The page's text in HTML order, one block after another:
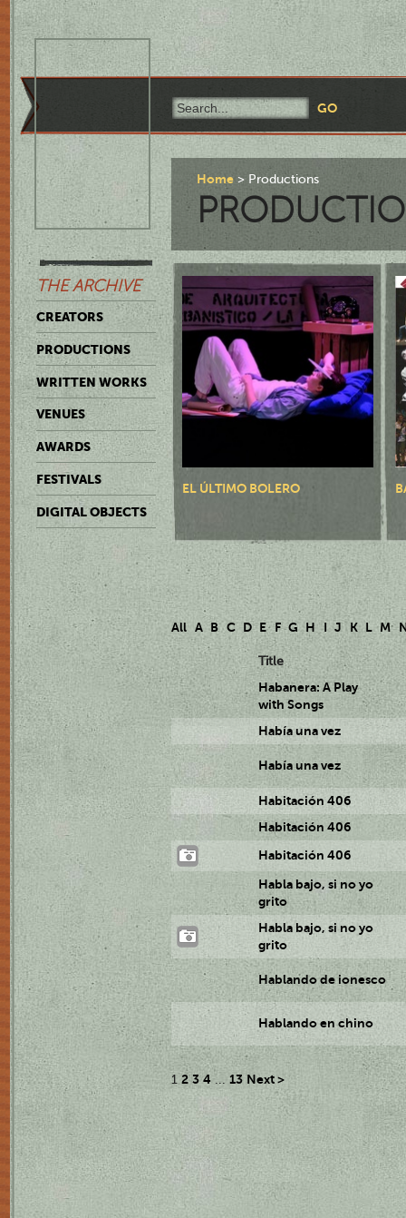
THE ARCHIVE
CREATORS
PRODUCTIONS
WRITTEN WORKS
VENUES
AWARDS
FESTIVALS
DIGITAL OBJECTS
Home Productions
EL ÚLTIMO BOLERO
All A B C D E F G H I J K L M
Title
Habanera: A Play
with Songs
Había una vez
Había una vez
Habitación 406
Habitación 406
Habitación 406
Habla bajo, si no yo
grito
Habla bajo, si no yo
grito
Hablando de ionesco
Hablando en chino
1 2 3 4 ... 13 Next >